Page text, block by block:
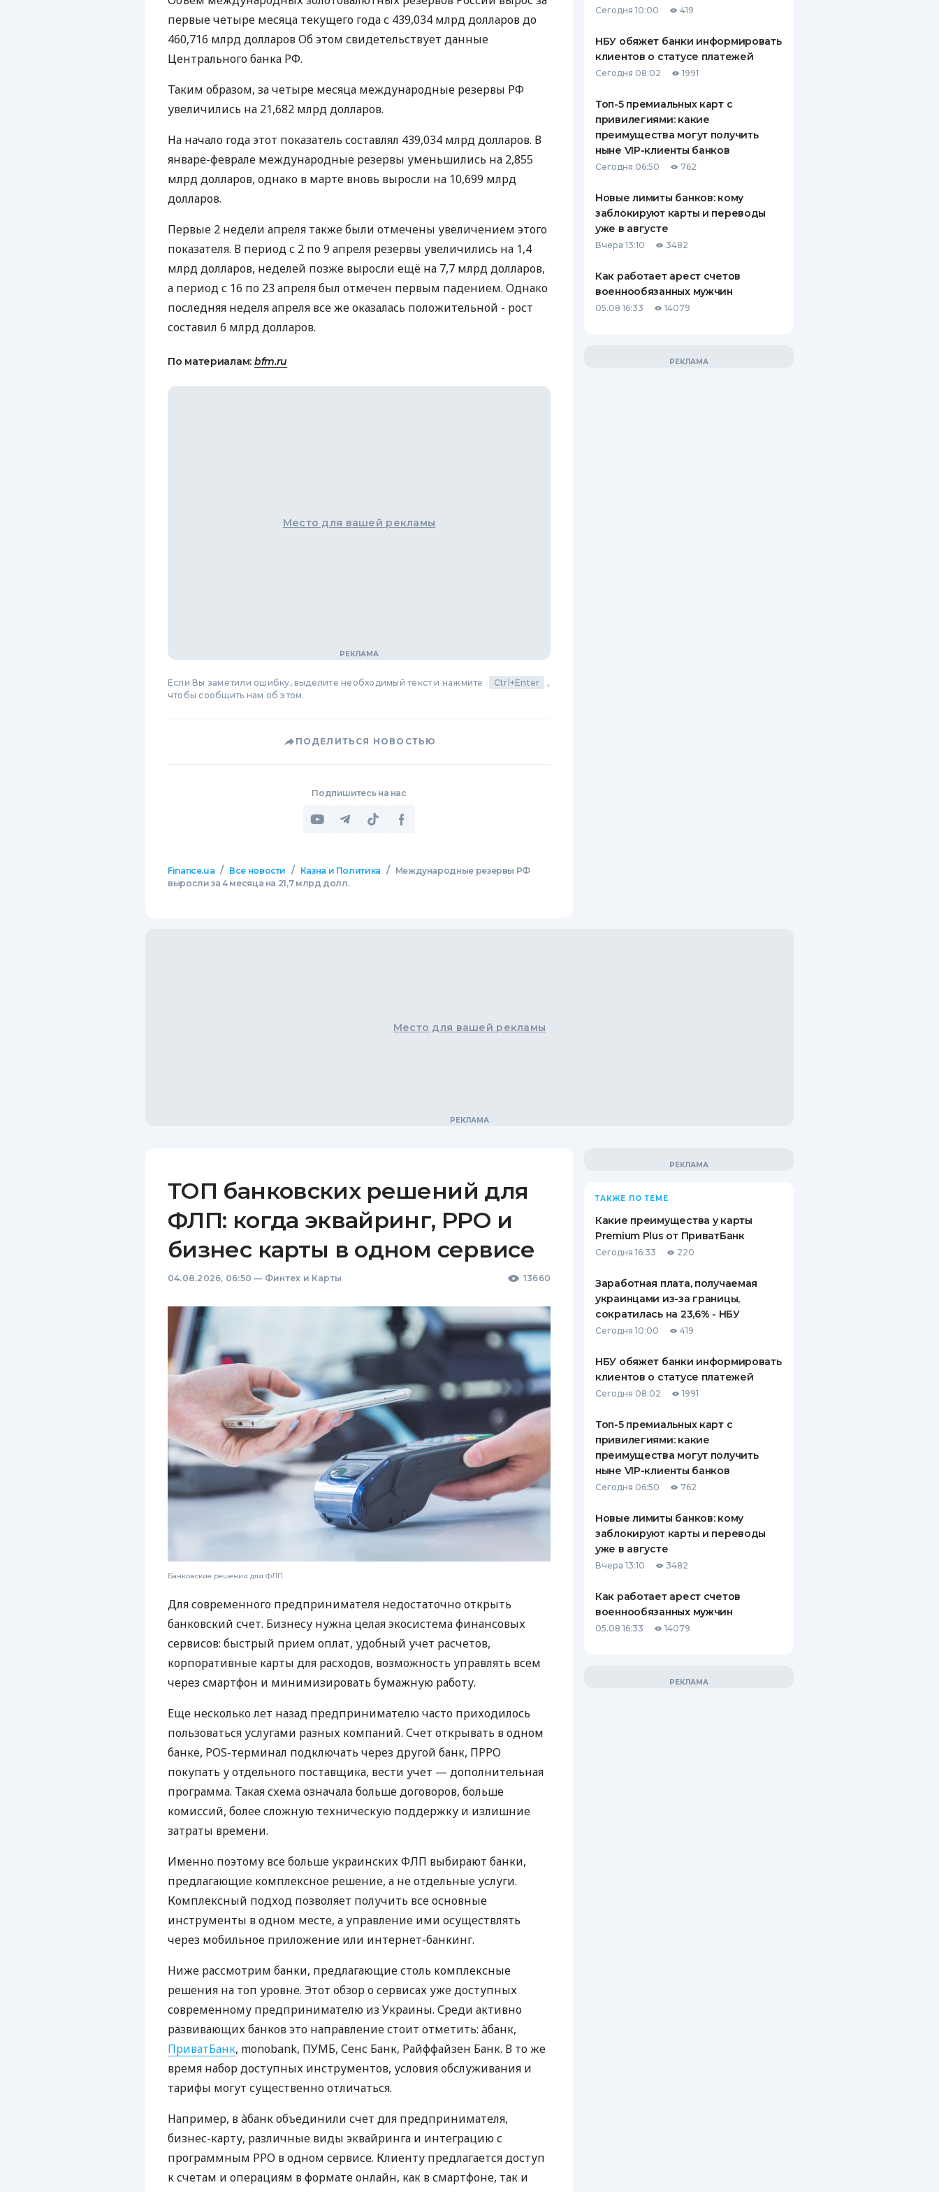
ЕЖЕМЕСЯЧНЫЙ ОБЗОР
КЕШБЭКА
СТРАХОВАНИЮ
ВСЕ СТРАХОВЫЕ ПОЛИСЫ
ОТЗЫВЫ О СТРАХОВЫХ
КОМПАНИЯХ
первые четыре месяца текущего года с 439,034 млрд долларов до
460,716 млрд долларов Об этом свидетельствует данные
Центрального банка РФ.
Таким образом, за четыре месяца международные резервы РФ
увеличились на 21,682 млрд долларов.
На начало года этот показатель составлял 439,034 млрд долларов. В
январе-феврале международные резервы уменьшились на 2,855
млрд долларов, однако в марте вновь выросли на 10,699 млрд
долларов.
Первые 2 недели апреля также были отмечены увеличением этого
показателя. В период с 2 по 9 апреля резервы увеличились на 1,4
млрд долларов, неделей позже выросли ещё на 7,7 млрд долларов,
а период с 16 по 23 апреля был отмечен первым падением. Однако
последняя неделя апреля все же оказалась положительной - рост
составил 6 млрд долларов.
По материалам: bfm.ru
Место для вашей рекламы
Если Вы заметили ошибку, выделите необходимый текст и нажмите Ctrl+Enter
,
чтобы сообщить нам об этом.
ПОДЕЛИТЬСЯ НОВОСТЬЮ
Подпишитесь на нас
Finance.ua / Все новости / Казна и Политика /
Международные резервы РФ
выросли за 4 месяца на 21,7 млрд долл.
Сегодня 10:00 419
НБУ обяжет банки информировать
клиентов о статусе платежей
Сегодня 08:02 1991
Топ-5 премиальных карт с
привилегиями: какие
преимущества могут получить
ныне VIP-клиенты банков
Сегодня 06:50 762
Новые лимиты банков: кому
заблокируют карты и переводы
уже в августе
Вчера 13:10 3482
Как работает арест счетов
военнообязанных мужчин
05.08 16:33 14079
Место для вашей рекламы
ТОП банковских решений для
ФЛП: когда эквайринг, РРО и
бизнес карты в одном сервисе
04.08.2026, 06:50 — Финтех и Карты 13660
Банковские решения для ФЛП
Для современного предпринимателя недостаточно открыть
банковский счет. Бизнесу нужна целая экосистема финансовых
сервисов: быстрый прием оплат, удобный учет расчетов,
корпоративные карты для расходов, возможность управлять всем
через смартфон и минимизировать бумажную работу.
Еще несколько лет назад предпринимателю часто приходилось
пользоваться услугами разных компаний. Счет открывать в одном
банке, POS-терминал подключать через другой банк, ПРРО
покупать у отдельного поставщика, вести учет — дополнительная
программа. Такая схема означала больше договоров, больше
комиссий, более сложную техническую поддержку и излишние
затраты времени.
Именно поэтому все больше украинских ФЛП выбирают банки,
предлагающие комплексное решение, а не отдельные услуги.
Комплексный подход позволяет получить все основные
инструменты в одном месте, а управление ими осуществлять
через мобильное приложение или интернет-банкинг.
Ниже рассмотрим банки, предлагающие столь комплексные
решения на топ уровне. Этот обзор о сервисах уже доступных
современному предпринимателю из Украины. Среди активно
развивающих банков это направление стоит отметить: àбанк,
ПриватБанк, monobank, ПУМБ, Сенс Банк, Райффайзен Банк. В то же
время набор доступных инструментов, условия обслуживания и
тарифы могут существенно отличаться.
Например, в àбанк объединили счет для предпринимателя,
бизнес-карту, различные виды эквайринга и интеграцию с
программным РРО в одном сервисе. Клиенту предлагается доступ
к счетам и операциям в формате онлайн, как в смартфоне, так и
ТАКЖЕ ПО ТЕМЕ
Какие преимущества у карты
Premium Plus от ПриватБанк
Сегодня 16:33 220
Заработная плата, получаемая
украинцами из-за границы,
сократилась на 23,6% - НБУ
Сегодня 10:00 419
НБУ обяжет банки информировать
клиентов о статусе платежей
Сегодня 08:02 1991
Топ-5 премиальных карт с
привилегиями: какие
преимущества могут получить
ныне VIP-клиенты банков
Сегодня 06:50 762
Новые лимиты банков: кому
заблокируют карты и переводы
уже в августе
Вчера 13:10 3482
Как работает арест счетов
военнообязанных мужчин
05.08 16:33 14079